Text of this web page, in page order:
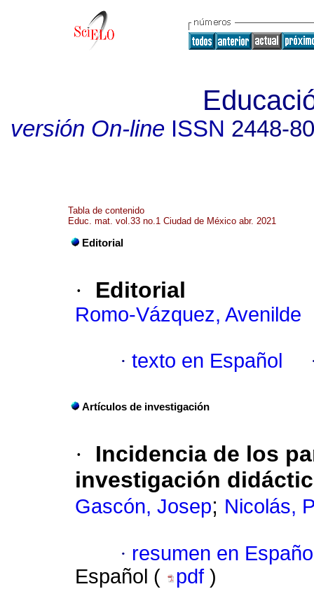
versión On-lineISSN 2448-
Tabla de contenido
Educ. mat. vol.33 no.1 Ciudad de México abr. 2021
Editorial
· Editorial
Romo-Vázquez, Avenilde
· texto en Español
Artículos de investigación
·
Incidencia de los
investigación
Gascón, Josep; Nicolás,
· resumen en
Español (
pdf )